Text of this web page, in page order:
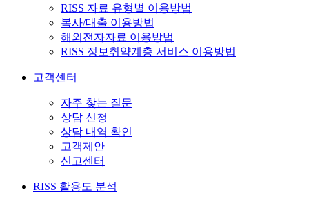
RISS 자료 유형별 이용방법
복사/대출 이용방법
해외전자자료 이용방법
RISS 정보취약계층 서비스 이용방법
고객센터
자주 찾는 질문
상담 신청
상담 내역 확인
고객제안
신고센터
RISS 활용도 분석